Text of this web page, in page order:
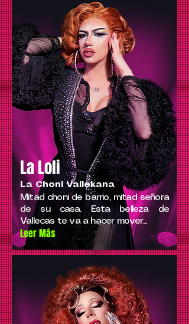
La Choni Vallekana
La Loli
Mitad choni de barrio, mitad señora
de su casa. Esta belleza de
Vallecas te va a hacer mover...
Leer Más